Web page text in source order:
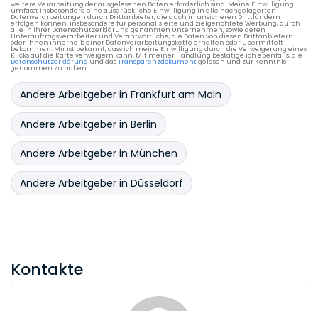
weitere Verarbeitung der ausgelesenen Daten erforderlich sind. Meine Einwilligung
umfasst insbesondere eine ausdrückliche Einwilligung in alle nachgelagerten
Datenverarbeitungen durch Drittanbieter, die auch in unsicheren Drittländern
erfolgen können, insbesondere für personalisierte und zielgerichtete Werbung, durch
alle in ihrer Datenschutzerklärung genannten Unternehmen, sowie deren
Unterauftragsverarbeiter und Verantwortliche, die Daten von diesen Drittanbietern
oder ihnen innerhalb einer Datenverarbeitungskette erhalten oder übermittelt
bekommen. Mir ist bekannt, dass ich meine Einwilligung durch die Verweigerung eines
Klicks auf die Karte verweigern kann. Mit meiner Handlung bestätige ich ebenfalls, die
Datenschutzerklärung und dasTransparenzdokumentgelesen und zur Kenntnis
genommen zu haben.
Andere Arbeitgeber in Frankfurt am Main
Andere Arbeitgeber in Berlin
Andere Arbeitgeber in München
Andere Arbeitgeber in Düsseldorf
Kontakte